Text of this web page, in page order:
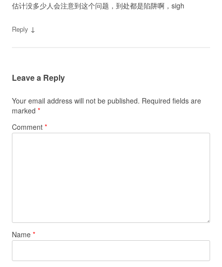
估计没多少人会注意到这个问题，到处都是陷阱啊，sigh
Reply ↓
Leave a Reply
Your email address will not be published. Required fields are
marked *
Comment *
Name *